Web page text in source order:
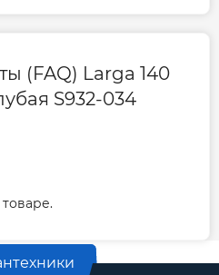
(FAQ) Larga 140
S932-034